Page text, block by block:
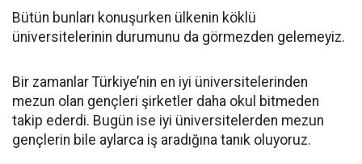
Bütün bunları konuşurken ülkenin köklü
üniversitelerinin durumunu da görmezden gelemeyiz.
Bir zamanlar Türkiye’nin en iyi üniversitelerinden
mezun olan gençleri şirketler daha okul bitmeden
takip ederdi. Bugün ise iyi üniversitelerden mezun
gençlerin bile aylarca iş aradığına tanık oluyoruz.